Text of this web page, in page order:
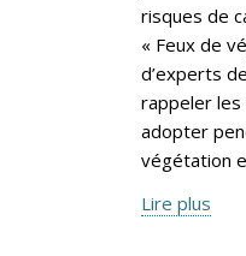
risques de
« Feux de
d’experts
rappeler
adopter
végétation
Lire plus